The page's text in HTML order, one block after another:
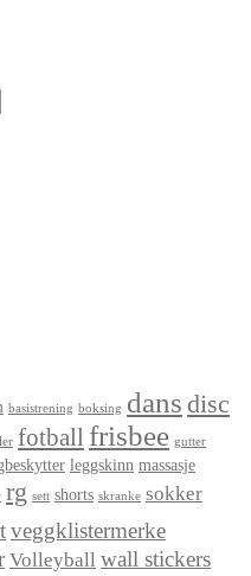
basistrening boksing dans disc
fotball frisbee gutter
leggskinn massasje
rg sett shorts skranke sokker
veggklistermerke
Volleyball wall stickers